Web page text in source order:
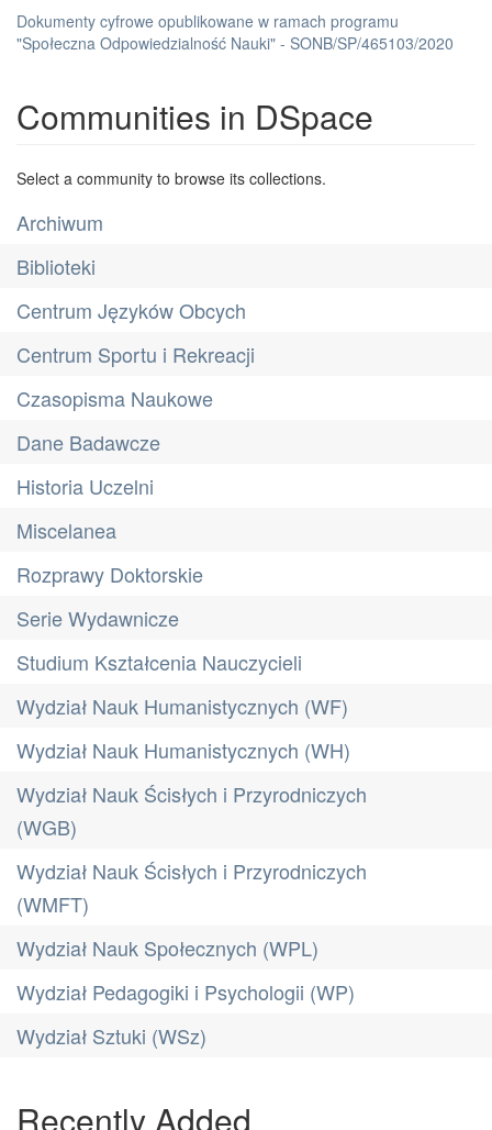
Dokumenty cyfrowe opublikowane w ramach programu
"Społeczna Odpowiedzialność Nauki" - SONB/SP/465103/2020
Communities in DSpace
Select a community to browse its collections.
Archiwum
Biblioteki
Centrum Języków Obcych
Centrum Sportu i Rekreacji
Czasopisma Naukowe
Dane Badawcze
Historia Uczelni
Miscelanea
Rozprawy Doktorskie
Serie Wydawnicze
Studium Kształcenia Nauczycieli
Wydział Nauk Humanistycznych (WF)
Wydział Nauk Humanistycznych (WH)
Wydział Nauk Ścisłych i Przyrodniczych
(WGB)
Wydział Nauk Ścisłych i Przyrodniczych
(WMFT)
Wydział Nauk Społecznych (WPL)
Wydział Pedagogiki i Psychologii (WP)
Wydział Sztuki (WSz)
Recently Added